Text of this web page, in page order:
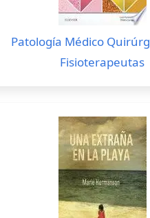
Patología Médico
Fisioterapeutas